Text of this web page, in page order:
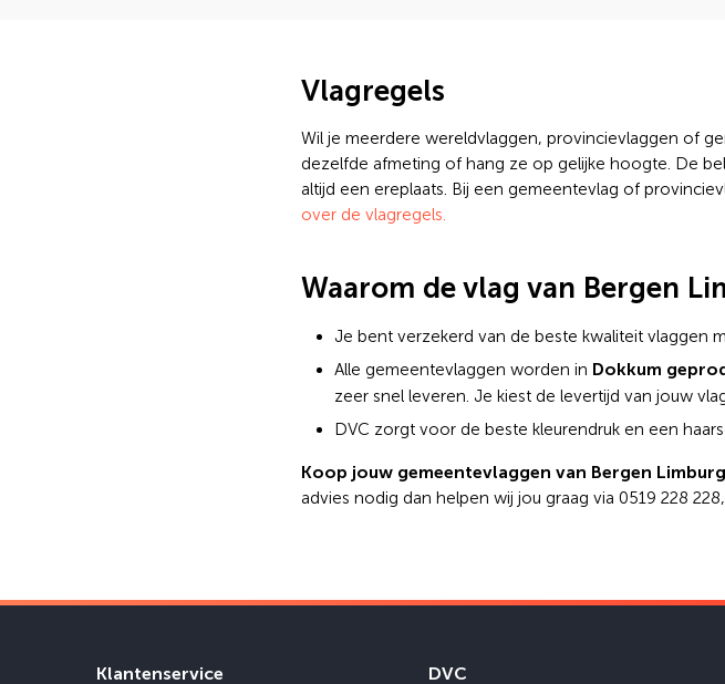
Vlagregels
Wil je meerdere wereldvlaggen, provincievlaggen of
dezelfde afmeting of hang ze op gelijke hoogte. De
altijd een ereplaats. Bij een gemeentevlag of
over de vlagregels.
Waarom de vlag van Bergen
Je bent verzekerd van de beste kwaliteit vlaggen
Alle gemeentevlaggen worden in Dokkum
zeer snel leveren. Je kiest de levertijd van jouw
DVC zorgt voor de beste kleurendruk en een
Koop jouw gemeentevlaggen van Bergen Limburg
advies nodig dan helpen wij jou graag via 0519 228
Klantenservice DVC